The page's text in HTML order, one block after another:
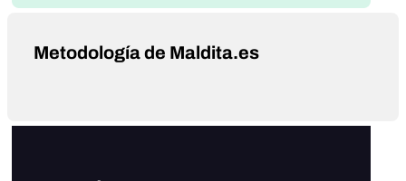
Metodología de Maldita.es